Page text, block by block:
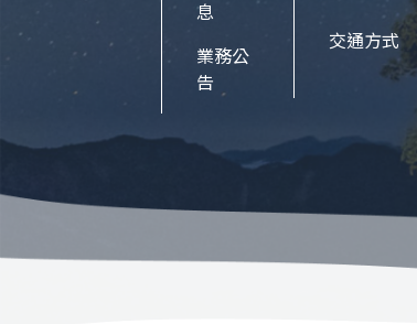
息
業務公
告
交通方式